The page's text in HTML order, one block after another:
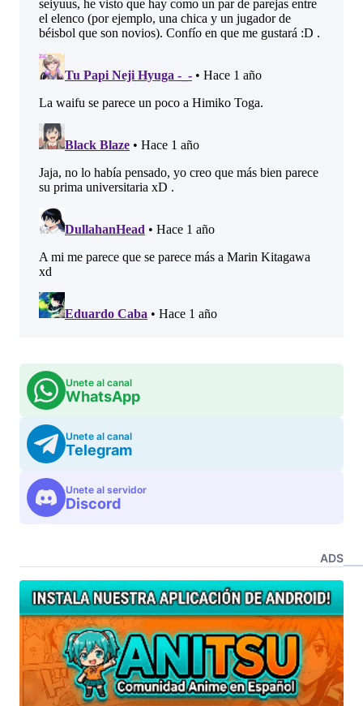
Unete al canal
WhatsApp
Unete al canal
Telegram
Unete al servidor
Discord
ADS